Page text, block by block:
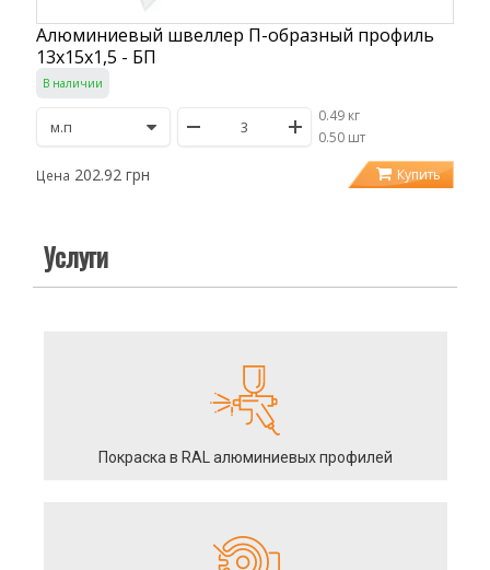
Алюминиевый швеллер П-образный профиль
13х15х1,5 - БП
В наличии
0.49 кг
/0.50 шт
Цена 202.92 грн Купить
Услуги
Покраска в RAL алюминиевых профилей